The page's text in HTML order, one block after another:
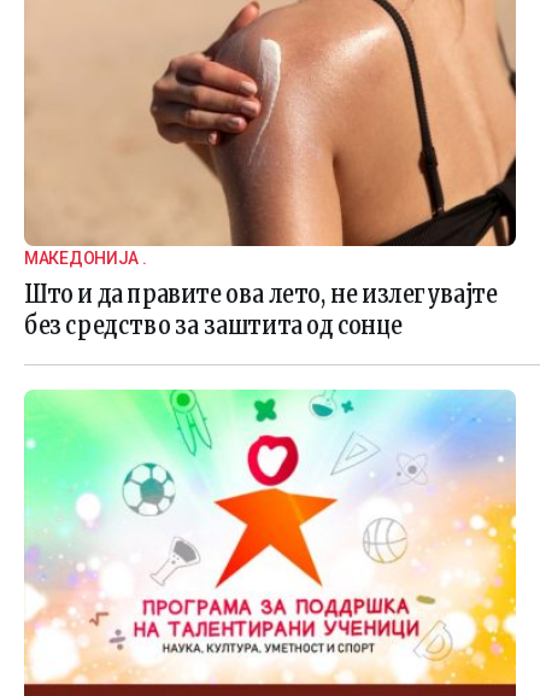
МАКЕДОНИЈА .
Што и да правите ова лето, не излегувајте
без средство за заштита од сонце